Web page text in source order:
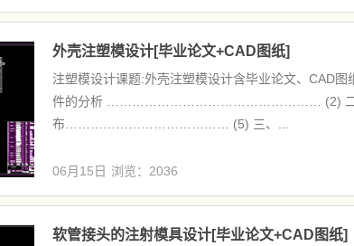
外壳注塑模设计[毕业论文+CAD图纸]
注塑模设计课题:外壳注塑模设计含毕业论文、CAD
件的分析 …………………………………………… (2) 二、
布………………………………… (5) 三、...
06月15日 浏览：2036
软管接头的注射模具设计[毕业论文+CAD图纸]